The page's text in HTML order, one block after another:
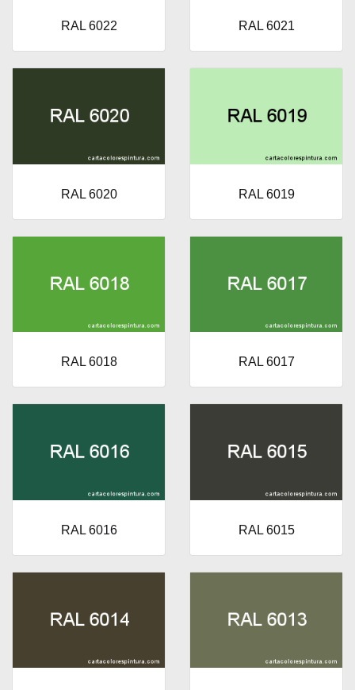
RAL 6022 RAL 6021
RAL 6020 RAL 6019
RAL 6018 RAL 6017
RAL 6016 RAL 6015